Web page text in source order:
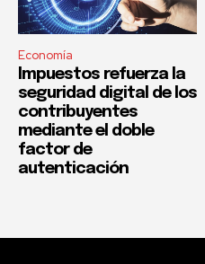
Economía
Impuestos refuerza la
seguridad digital de los
contribuyentes
mediante el doble
factor de
autenticación